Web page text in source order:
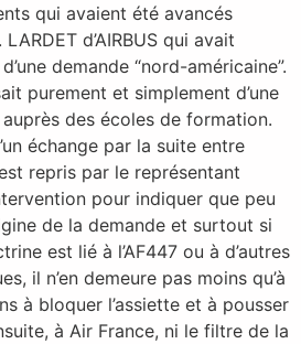
qui avaient été avancés
d’AIRBUS qui avait
demande “nord-américaine”.
purement et simplement d’une
auprès des écoles de formation.
échange par la suite entre
repris par le représentant
pour indiquer que peu
de la demande et surtout si
est lié à l’AF447 ou à d’autres
il n’en demeure pas moins qu’à
à bloquer l’assiette et à pousser
à Air France, ni le filtre de la